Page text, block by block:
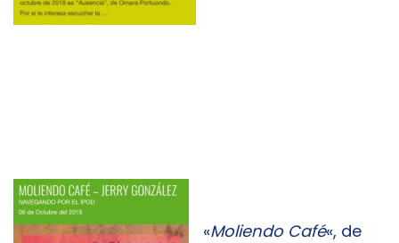
«Moliendo Café«, de